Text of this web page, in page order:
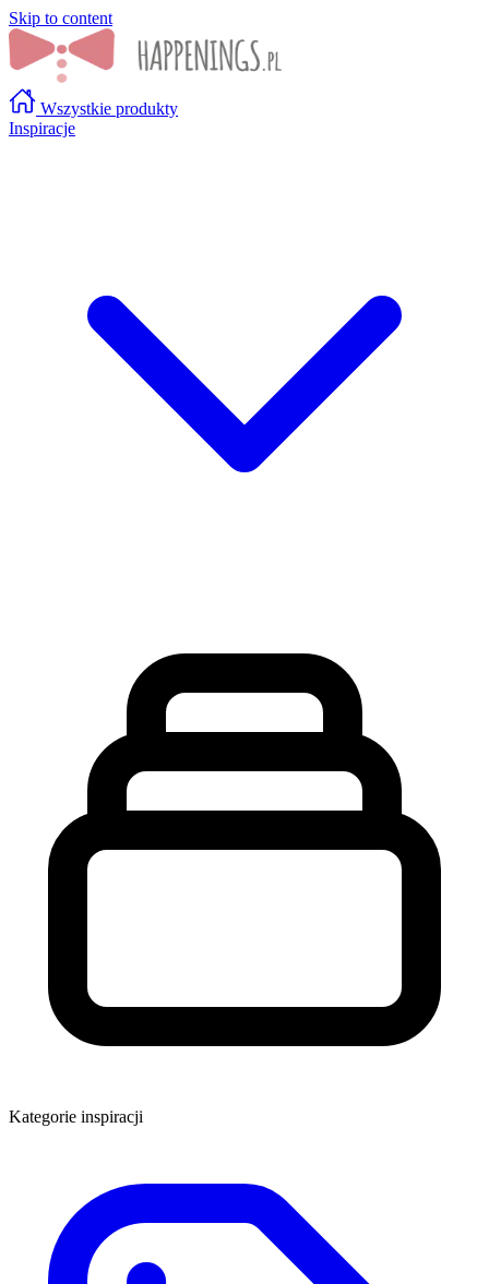
Skip to content
Wszystkie produkty
Inspiracje
Kategorie inspiracji